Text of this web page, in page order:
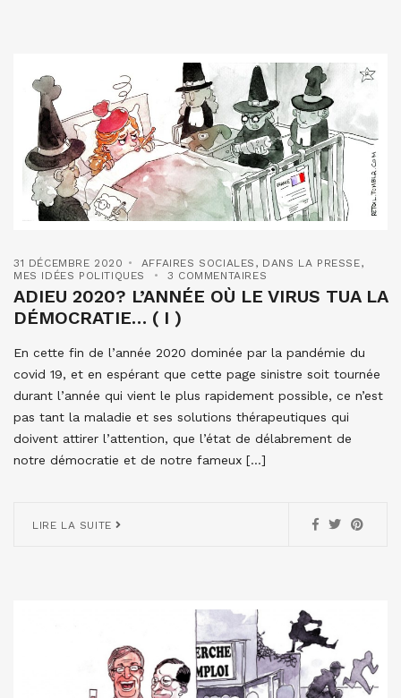
31 DÉCEMBRE 2020 AFFAIRES SOCIALES , DANS LA PRESSE,
MES IDÉES POLITIQUES
3 COMMENTAIRES
ADIEU 2020? L’ANNÉE OÙ LE VIRUS TUA LA
DÉMOCRATIE… ( I )
En cette fin de l’année 2020 dominée par la pandémie du
covid 19, et en espérant que cette page sinistre soit tournée
durant l’année qui vient le plus rapidement possible, ce n’est
pas tant la maladie et ses solutions thérapeutiques qui
doivent attirer l’attention, que l’état de délabrement de
notre démocratie et de notre fameux […]
LIRE LA SUITE